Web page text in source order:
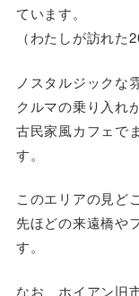
ています。
（わたしが訪れた
ノスタルジックな
クルマの乗り入れ
古民家風カフェで
す。
このエリアの見ど
先ほどの来遠橋や
す。
なお、ホイアン旧